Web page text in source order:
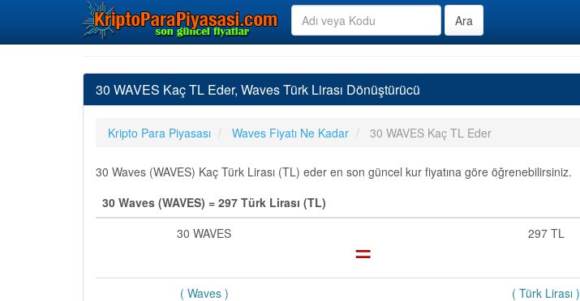
30 WAVES Kaç TL Eder, Waves Türk Lirası Dönüştürücü
Kripto Para Piyasası Waves Fiyatı Ne Kadar 30 WAVES Kaç TL Eder
30 Waves (WAVES) Kaç Türk Lirası (TL) eder en son güncel kur fiyatına göre öğrenebilirsiniz.
30 Waves (WAVES) = 297 Türk Lirası (TL)
30 WAVES
= 297 TL
( Waves ) ( Türk Lirası )